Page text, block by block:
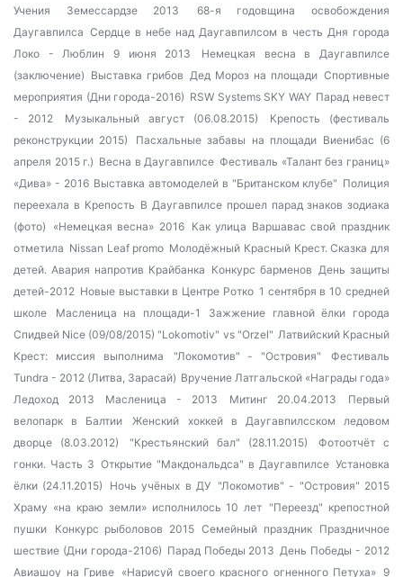
Учения Земессардзе 2013
68-я годовщина освобождения
Даугавпилса Сердце в небе над Даугавпилсом в честь Дня города
Локо - Люблин 9 июня 2013
Немецкая весна в Даугавпилсе
(заключение) Выставка грибов Дед Мороз на площади Спортивные
мероприятия (Дни города-2016) RSW Systems SKY WAY Парад невест
- 2012
Музыкальный август (06.08.2015)
Крепость (фестиваль
реконструкции 2015)
Пасхальные забавы на площади Виенибас (6
апреля 2015 г.) Весна в Даугавпилсе Фестиваль «Талант без границ»
«Дива» - 2016 Выставка автомоделей в "Британском клубе" Полиция
переехала в Крепость В Даугавпилсе прошел парад знаков зодиака
(фото)
«Немецкая весна» 2016
Как улица Варшавас свой праздник
отметила Nissan Leaf promo Молодёжный Красный Крест. Сказка для
детей. Авария напротив Крайбанка Конкурс барменов День защиты
детей-2012 Новые выставки в Центре Ротко 1 сентября в 10 средней
школе
Масленица на площади-1
Зажжение главной ёлки города
Спидвей Nice (09/08/2015) "Lokomotiv" vs "Orzel" Латвийский Красный
Крест: миссия выполнима
"Локомотив" - "Островия"
Фестиваль
Tundra - 2012 (Литва, Зарасай) Вручение Латгальской «Награды года»
Ледоход 2013
Масленица - 2013 Митинг 20.04.2013
Первый
велопарк в Балтии
Женский хоккей в Даугавпилсском ледовом
дворце (8.03.2012)
"Крестьянский бал" (28.11.2015)
Фотоотчёт с
гонки. Часть 3 Открытие "Макдональдса" в Даугавпилсе Установка
ёлки (24.11.2015)
Ночь учёных в ДУ "Локомотив" - "Островия" 2015
Храму «на краю земли» исполнилось 10 лет "Переезд" крепостной
пушки
Конкурс рыболовов 2015 Семейный праздник
Праздничное
шествие (Дни города-2106) Парад Победы 2013 День Победы - 2012
Авиашоу на Гриве «Нарисуй своего красного огненного Петуха» 9